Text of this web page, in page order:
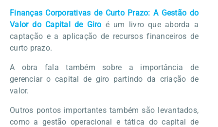
Finanças Corporativas de Curto Prazo: A Gestão do
Valor do Capital de Giro é um livro que aborda a
captação e a aplicação de recursos financeiros de
curto prazo.
A obra fala também sobre a importância de
gerenciar o capital de giro partindo da criação de
valor.
Outros pontos importantes também são levantados,
como a gestão operacional e tática do capital de